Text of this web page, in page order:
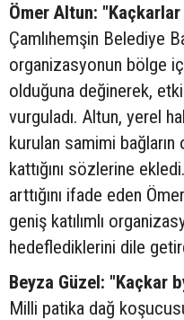
Ömer Altun:
Çamlıhemşin Belediye
organizasyonun bölge
olduğuna değinerek,
vurguladı. Altun, yerel
kurulan samimi
kattığını sözlerine
arttığını ifade eden
geniş katılımlı
hedeflediklerini dile
Beyza Güzel: "Kaçkar
Milli patika dağ